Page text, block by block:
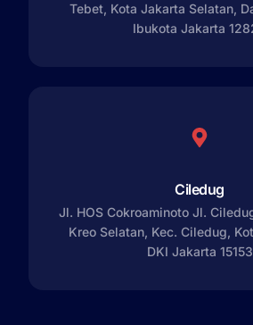
Tebet, Kota Jakarta Selatan,
Ibukota Jakarta
Ciledug
Jl. HOS Cokroaminoto Jl.
Kreo Selatan, Kec. Ciledug,
DKI Jakarta 15153